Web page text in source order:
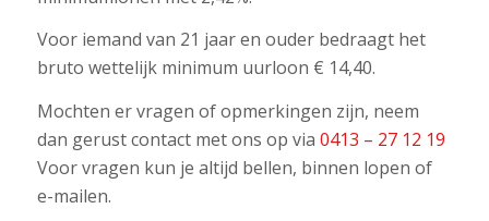
Voor iemand van 21 jaar en ouder bedraagt het
bruto wettelijk minimum uurloon € 14,40.
Mochten er vragen of opmerkingen zijn, neem
dan gerust contact met ons op via 0413 – 27 12 19
Voor vragen kun je altijd bellen, binnen lopen of
e-mailen.